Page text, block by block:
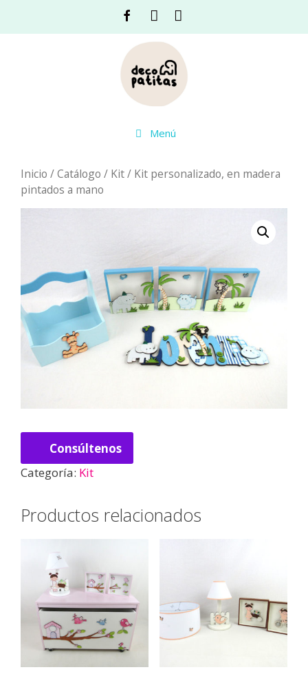
FacebookInstagram
Menú
Inicio /Catálogo / Kit/ Kit personalizado, en madera
pintados a mano
Consúltenos
Categoría: Kit
Productos relacionados